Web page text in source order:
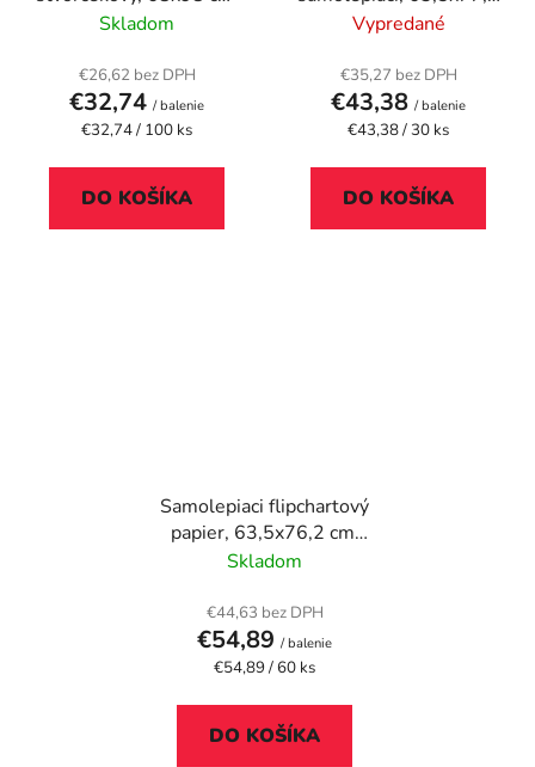
5x20 listov, SIGEL
Skladom
€26,62 bez DPH
€32,74 / balenie
Jednotková
€32,74 / 100 ks
DO KOŠÍKA
cm, 30 listov, 3M
Vypredané
€35,27 bez DPH
€43,38 / balenie
Jednotková
€43,38 / 30 ks
DO KOŠÍKA
Samolepiaci flipchartový
papier, 63,5x76,2 cm,
2x 30 listov
Skladom
€44,63 bez DPH
€54,89 / balenie
Jednotková
€54,89 / 60 ks
DO KOŠÍKA